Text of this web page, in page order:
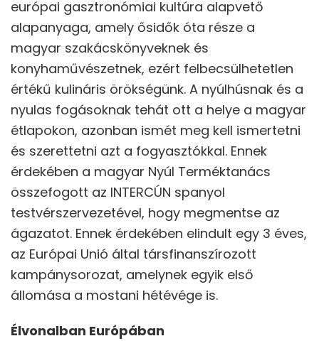
európai gasztronómiai kultúra alapvető
alapanyaga, amely ősidők óta része a
magyar szakácskönyveknek és
konyhaművészetnek, ezért felbecsülhetetlen
értékű kulináris örökségünk. A nyúlhúsnak és a
nyulas fogásoknak tehát ott a helye a magyar
étlapokon, azonban ismét meg kell ismertetni
és szerettetni azt a fogyasztókkal. Ennek
érdekében a magyar Nyúl Terméktanács
összefogott az INTERCÚN spanyol
testvérszervezetével, hogy megmentse az
ágazatot. Ennek érdekében elindult egy 3 éves,
az Európai Unió által társfinanszírozott
kampánysorozat, amelynek egyik első
állomása a mostani hétévége is.
Élvonalban Európában